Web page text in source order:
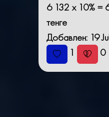
6 132 x 10% =
тенге
Добавлен: 19
1
0